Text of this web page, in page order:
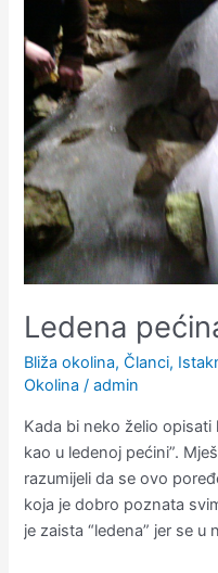
Ledena
Bliža okolina,Članci,
Okolina /admin
Kada bi neko želio
kao u ledenoj pećini”.
razumijeli da se ovo
koja je dobro poznata
je zaista “ledena” jer se
Vođenica